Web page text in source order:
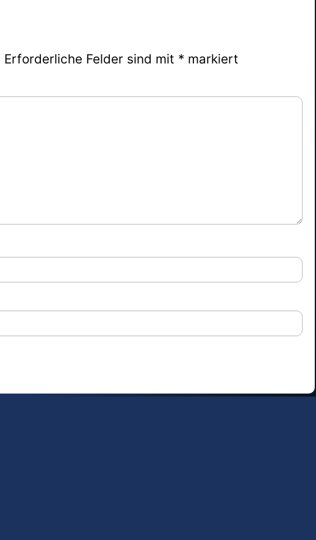
Erforderliche Felder sind mit * markiert